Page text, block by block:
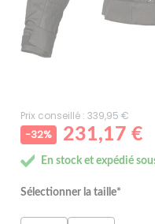
Prix conseillé : 339,95 €
-32%
231,17 €
En stock et expédié
Sélectionner la taille*